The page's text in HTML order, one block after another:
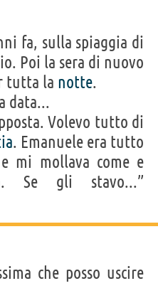
fa, sulla spiaggia di
Poi la sera di nuovo
tutta la notte.
data...
Volevo tutto di
. Emanuele era tutto
mi mollava come e
Se gli stavo...”
che posso uscire